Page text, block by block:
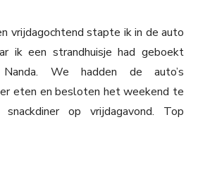
vrijdagochtend stapte ik in de auto
ik een strandhuisje had geboekt
We hadden de auto’s
eten en besloten het weekend te
op vrijdagavond. Top